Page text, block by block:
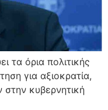
τα όρια πολιτικής
για αξιοκρατία,
στην κυβερνητική